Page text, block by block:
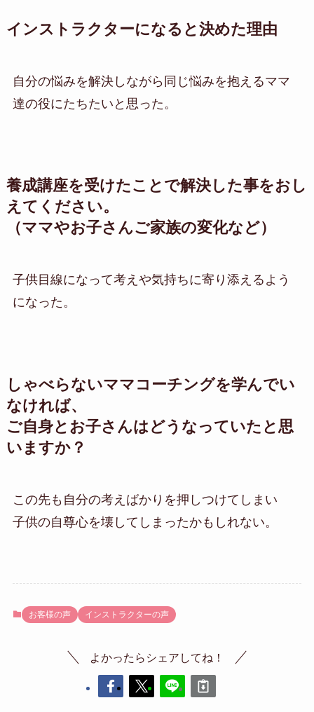
インストラクターになると決めた理由
自分の悩みを解決しながら同じ悩みを抱えるママ
達の役にたちたいと思った。
養成講座を受けたことで解決した事をおし
えてください。
（ママやお子さんご家族の変化など）
子供目線になって考えや気持ちに寄り添えるよう
になった。
しゃべらないママコーチングを学んでい
なければ、
ご自身とお子さんはどうなっていたと思
いますか？
この先も自分の考えばかりを押しつけてしまい
子供の自尊心を壊してしまったかもしれない。
お客様の声 インストラクターの声
よかったらシェアしてね！